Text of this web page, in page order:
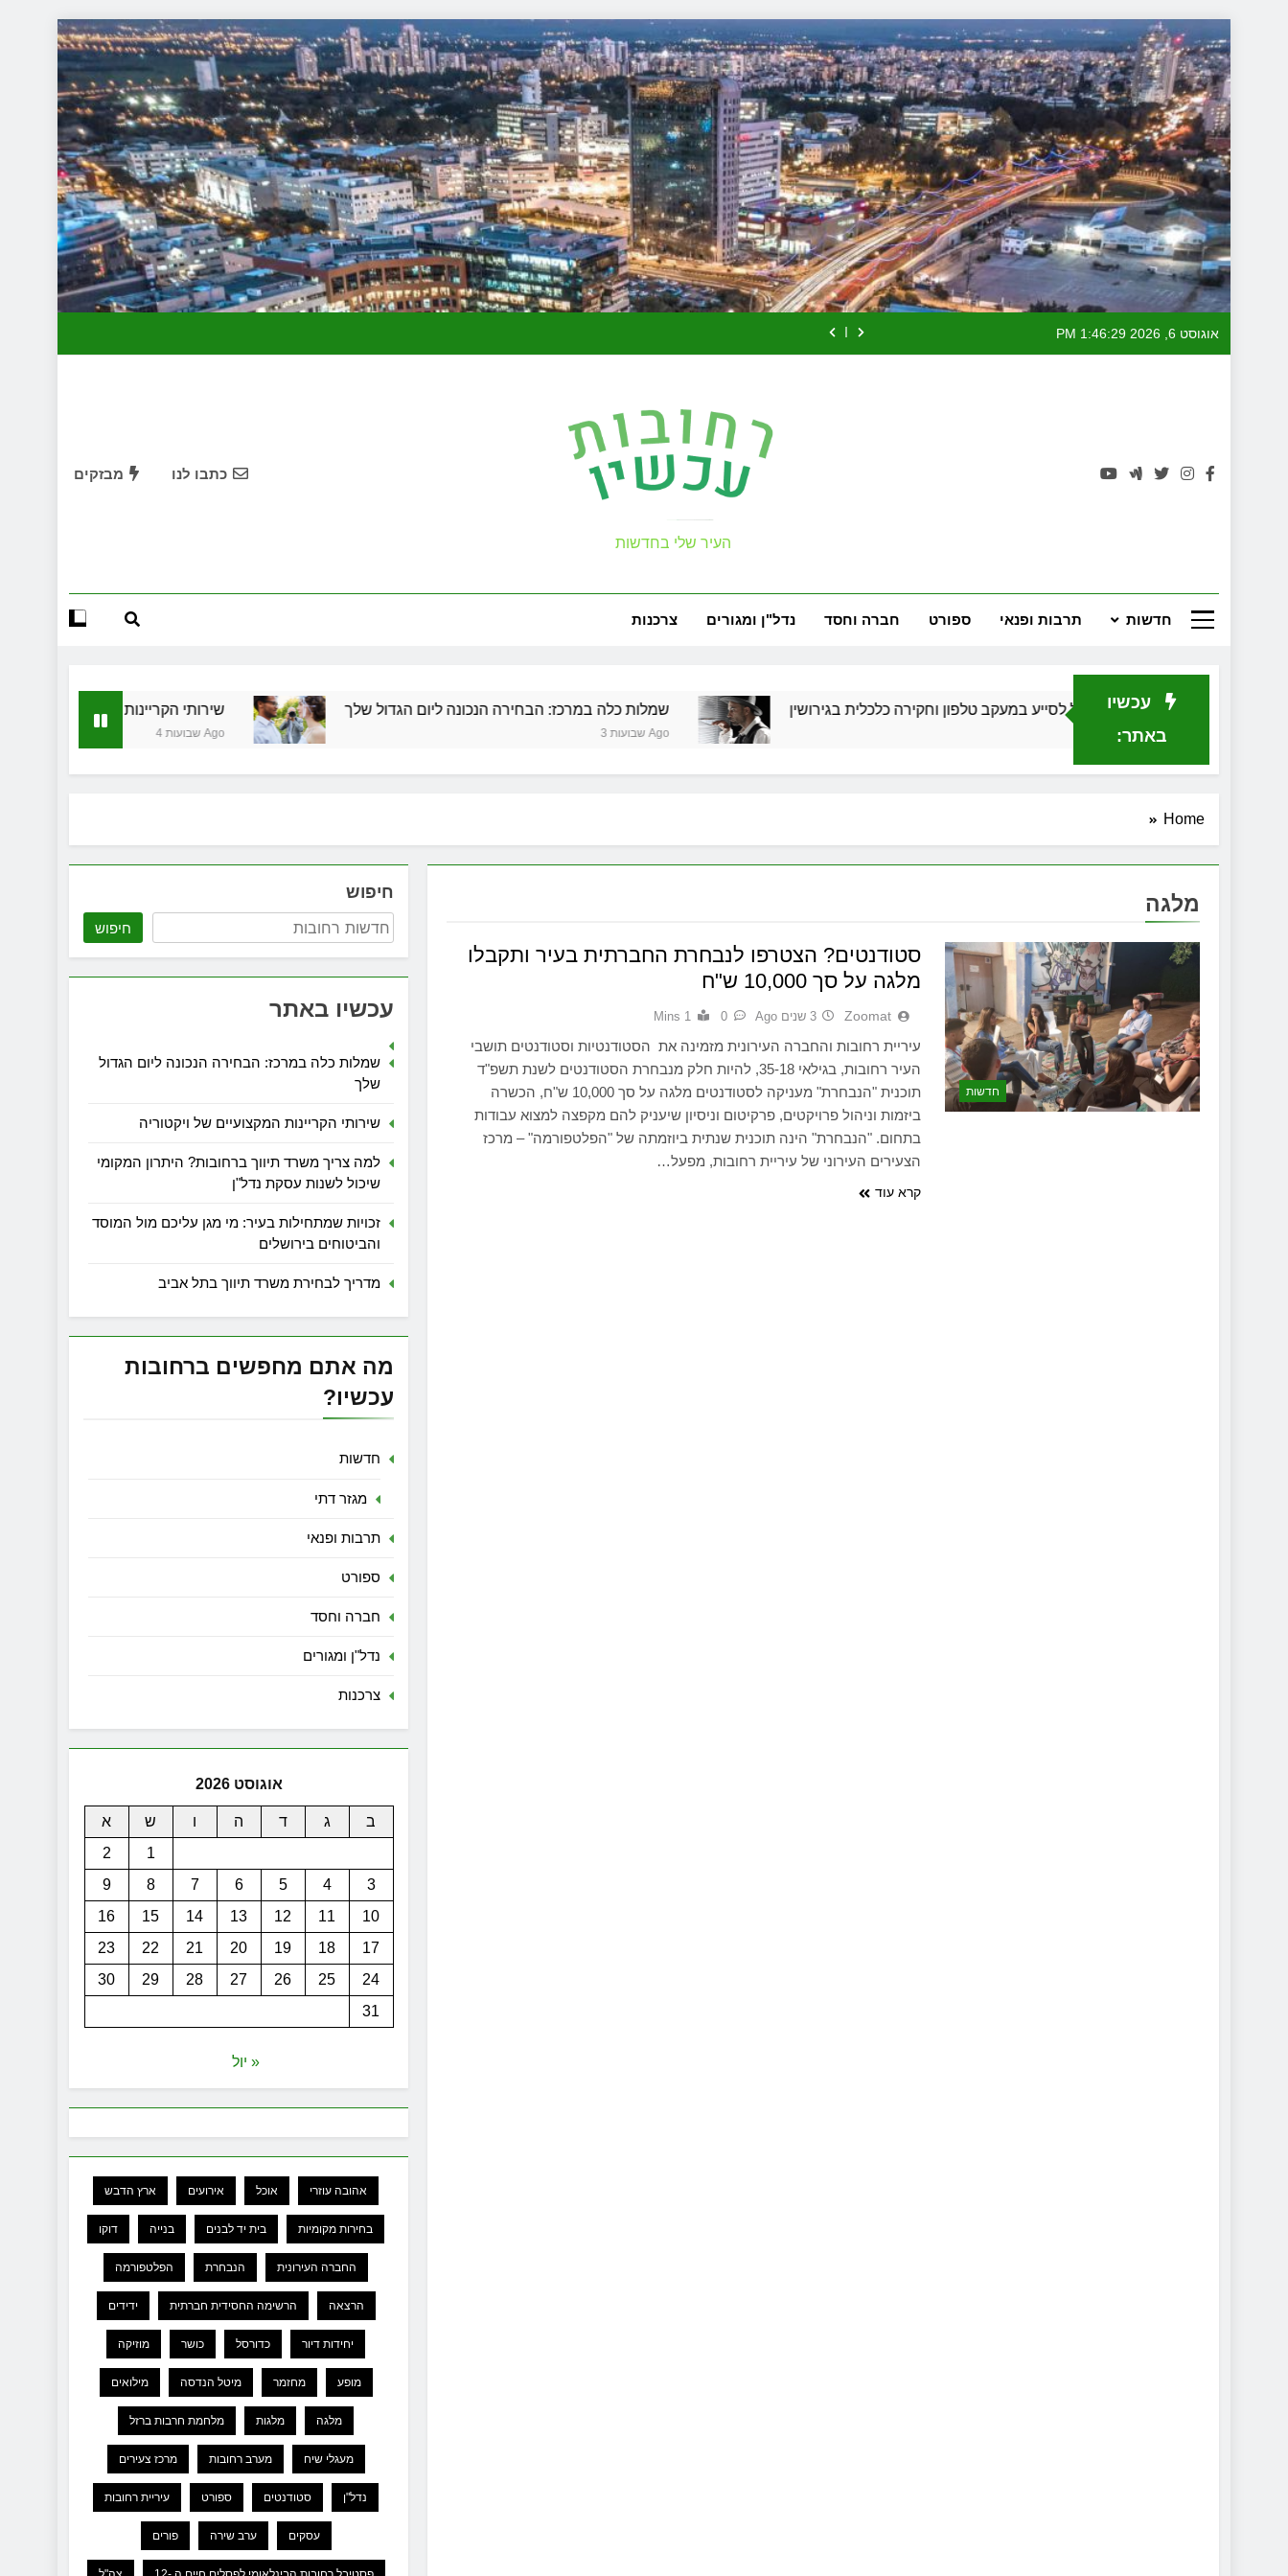
to
content
אוגוסט 6, 2026 1:46:30 PM
שירותי הקריינות המקצועיים של ויקטוריה
זכויות שמתחילות בעיר: מי מגן עליכם מול המוסד והביטוחים בירושלים
העיר שלי בחדשות
כתבו לנו מבזקים
חדשות תרבות ופנאי ספורט חברה וחסד נדל"ן ומגורים צרכנות
עכשיו
באתר:
שמלות כלה במרכז: הבחירה הנכונה ליום הגדול שלך
3 שבועות Ago
שירותי הקריינות המקצועיים של ויקטוריה
4 שבועות Ago
כיצד חוקר פרטי יכול לסייע במעקב טלפון וחקירה כלכלית בגירושין
Home
מלגה
חדשות
סטודנטים? הצטרפו לנבחרת החברתית בעיר ותקבלו
מלגה על סך 10,000 ש"ח
Zoomat 3 שנים Ago 0
1 Mins
עיריית רחובות והחברה העירונית מזמינה את הסטודנטיות וסטודנטים תושבי
העיר רחובות, בגילאי 35-18, להיות חלק מנבחרת הסטודנטים לשנת תשפ"ד
תוכנית "הנבחרת" מעניקה לסטודנטים מלגה על סך 10,000 ש"ח, הכשרה
ביזמות וניהול פרויקטים, פרקיטום וניסיון שיעניק להם מקפצה למצוא עבודות
בתחום. "הנבחרת" הינה תוכנית שנתית ביוזמתה של "הפלטפורמה" – מרכז
הצעירים העירוני של עיריית רחובות, מפעל…
קרא עוד
חיפוש
חיפוש
עכשיו באתר
שמלות כלה במרכז: הבחירה הנכונה ליום הגדול
שלך
שירותי הקריינות המקצועיים של ויקטוריה
למה צריך משרד תיווך ברחובות? היתרון המקומי
שיכול לשנות עסקת נדל"ן
זכויות שמתחילות בעיר: מי מגן עליכם מול המוסד
והביטוחים בירושלים
מדריך לבחירת משרד תיווך בתל אביב
מה אתם מחפשים ברחובות
עכשיו?
חדשות
מגזר דתי
תרבות ופנאי
ספורט
חברה וחסד
נדל"ן ומגורים
צרכנות
אוגוסט 2026
ב ג ד ה ו ש
א
1
2
3
4
5
6
7
8
9
10
11
12
13
14
15
16
17
18
19
20
21
22
23
24
25
26
27
28
29
30
31
« יול
אהובה עוזרי אוכל אירועים ארץ הדבש
בחירות מקומיות בית יד לבנים בנייה דוקו
החברה העירונית הנבחרת הפלטפורמה
הרצאה הרשימה החסידית חברתית ידידים
יחידות דיור כדורסל כושר מוזיקה
מופע מחזמר מיטל הנדסה מילואים
מלגה מלגות מלחמת חרבות ברזל
מעגלי שיח מערב רחובות מרכז צעירים
נדל"ן סטודנטים ספורט עיריית רחובות
עסקים ערב שירה פורים